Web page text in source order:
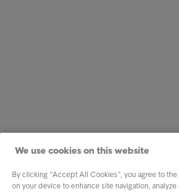
We use cookies on this website
By clicking “Accept All Cookies”, you agree to
on your device to enhance site navigation, analyze